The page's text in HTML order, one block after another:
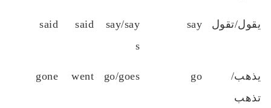
يقول/تقول say
say/say
s
said
said
يذهب/
تذهب
go
go/goes
went
gone